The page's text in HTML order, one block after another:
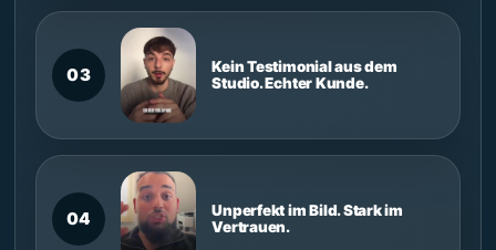
03
Kein Testimonial aus dem
Studio. Echter Kunde.
04
Unperfekt im Bild. Stark im
Vertrauen.